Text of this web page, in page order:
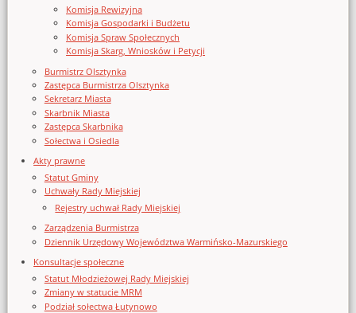
Komisja Rewizyjna
Komisja Gospodarki i Budżetu
Komisja Spraw Społecznych
Komisja Skarg, Wniosków i Petycji
Burmistrz Olsztynka
Zastępca Burmistrza Olsztynka
Sekretarz Miasta
Skarbnik Miasta
Zastępca Skarbnika
Sołectwa i Osiedla
Akty prawne
Statut Gminy
Uchwały Rady Miejskiej
Rejestry uchwał Rady Miejskiej
Zarządzenia Burmistrza
Dziennik Urzędowy Województwa Warmińsko-Mazurskiego
Konsultacje społeczne
Statut Młodzieżowej Rady Miejskiej
Zmiany w statucie MRM
Podział sołectwa Łutynowo